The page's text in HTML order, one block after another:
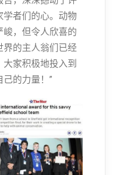
学者们的心。动物
，但令人欣喜的
界的主人翁们已经
家积极地投入到
的力量！”